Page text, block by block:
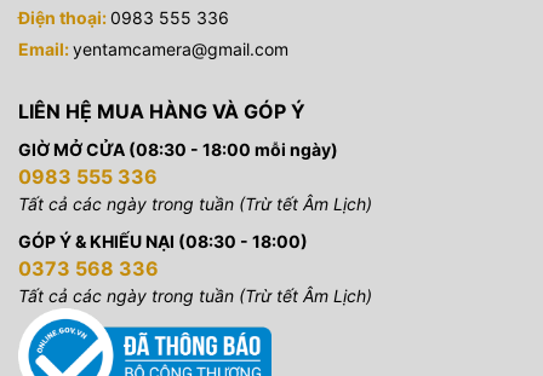
Điện thoại:0983 555 336
Email:yentamcamera@gmail.com
LIÊN HỆ MUA HÀNG VÀ GÓP Ý
GIỜ MỞ CỬA (08:30 - 18:00 mỗi ngày)
0983 555 336
Tất cả các ngày trong tuần (Trừ tết Âm Lịch)
GÓP Ý & KHIẾU NẠI (08:30 - 18:00)
0373 568 336
Tất cả các ngày trong tuần (Trừ tết Âm Lịch)